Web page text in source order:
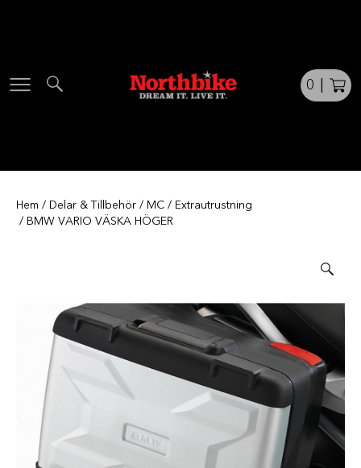
0
Hem / Delar & Tillbehör / MC / Extrautrustning
/ BMW VARIO VÄSKA HÖGER